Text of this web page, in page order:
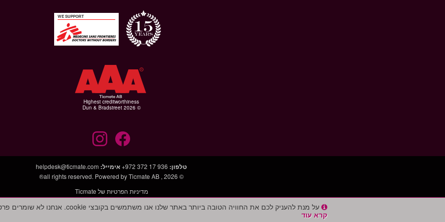
WE SUPPORT
Highest creditworthiness
© Dun & Bradstreet 2026
טלפון:
+972 372 17 936אימייל:
helpdesk@ticmate.com
© 2026
, all rights reserved. Powered by
Ticmate AB®
מדיניות הפרטיות של Ticmate
על מנת להעניק לכם את החוויה הטובה ביותר באתר שלנו אנו משתמשים בקובצי cookie. אנחנו לא שומרים פרטים אישיים כלשהם.
קרא עוד